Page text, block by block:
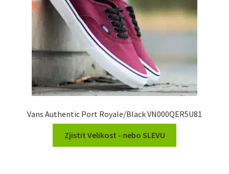
Vans Authentic Port Royale/Black VN000QER5U81
Zjistit Velikost - nebo SLEVU